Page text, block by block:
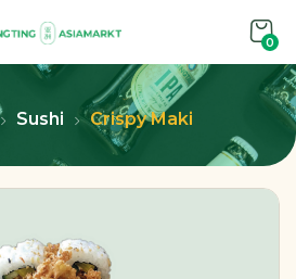
0
Sushi Crispy Maki